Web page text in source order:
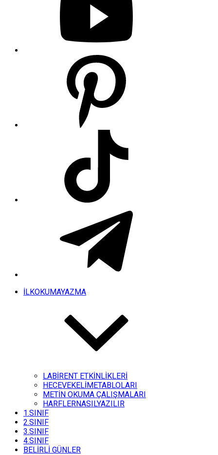
İLKOKUMAYAZMA
LABİRENT ETKİNLİKLERİ
HECEVEKELİMETABLOLARI
METİN OKUMA ÇALIŞMALARI
HARFLERNASILYAZILIR
1.SINIF
2.SINIF
3.SINIF
4.SINIF
BELİRLİ GÜNLER